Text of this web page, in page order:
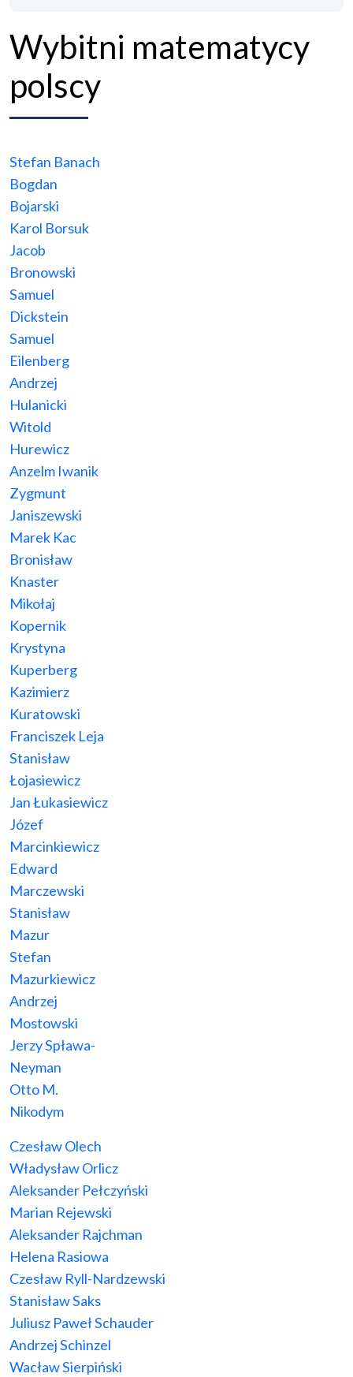
Wybitni matematycy
polscy
Stefan Banach
Bogdan
Bojarski
Karol Borsuk
Jacob
Bronowski
Samuel
Dickstein
Samuel
Eilenberg
Andrzej
Hulanicki
Witold
Hurewicz
Anzelm Iwanik
Zygmunt
Janiszewski
Marek Kac
Bronisław
Knaster
Mikołaj
Kopernik
Krystyna
Kuperberg
Kazimierz
Kuratowski
Franciszek Leja
Stanisław
Łojasiewicz
Jan Łukasiewicz
Józef
Marcinkiewicz
Edward
Marczewski
Stanisław
Mazur
Stefan
Mazurkiewicz
Andrzej
Mostowski
Jerzy Spława-
Neyman
Otto M.
Nikodym
Czesław Olech
Władysław Orlicz
Aleksander Pełczyński
Marian Rejewski
Aleksander Rajchman
Helena Rasiowa
Czesław Ryll-Nardzewski
Stanisław Saks
Juliusz Paweł Schauder
Andrzej Schinzel
Wacław Sierpiński